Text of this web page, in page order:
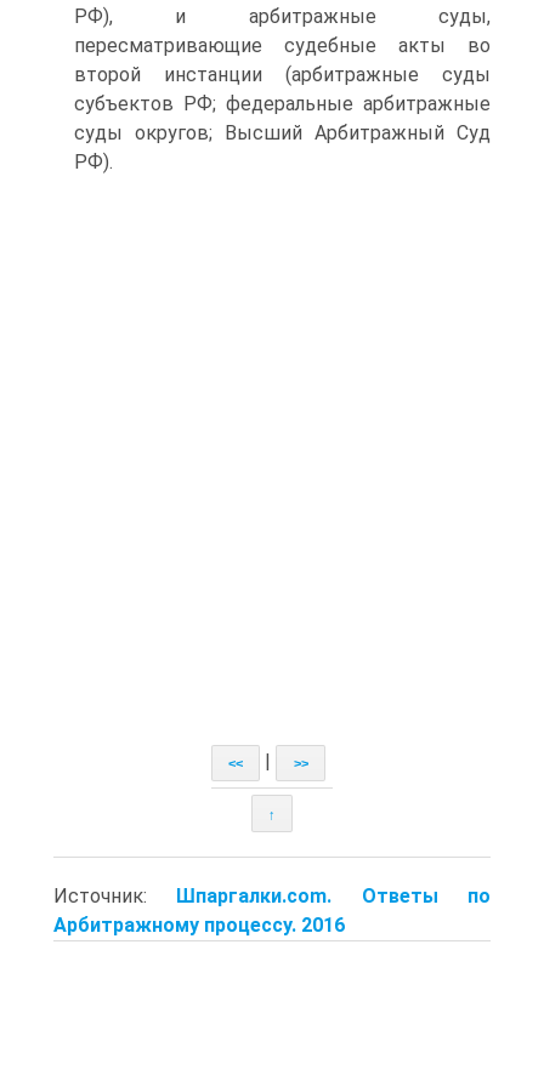
РФ), и арбитражные суды,
пересматривающие судебные акты во
второй инстанции (арбитражные суды
субъектов РФ; федеральные арбитражные
суды округов; Высший Арбитражный Суд
РФ).
<< >>
↑
Источник: Шпаргалки.com. Ответы по
Арбитражному процессу. 2016